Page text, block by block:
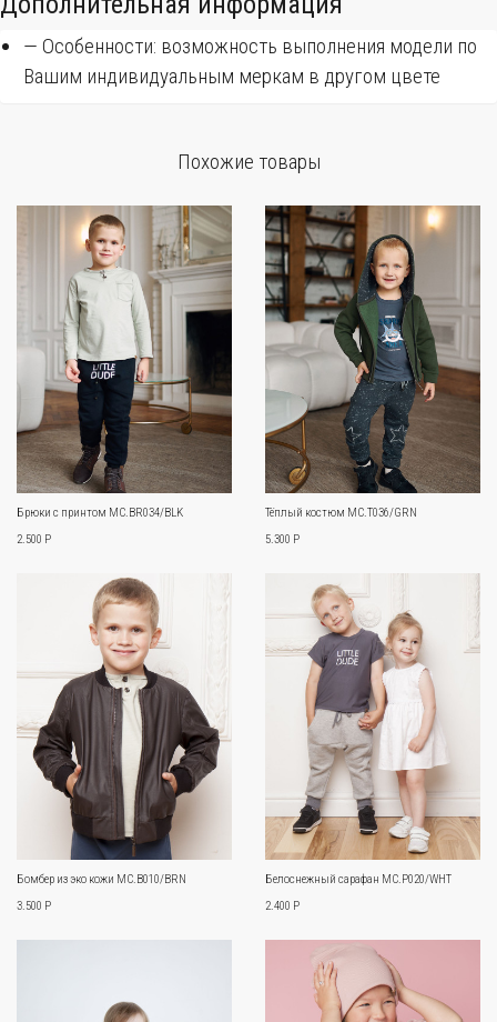
— Особенности: возможность выполнения модели по
Вашим индивидуальным меркам в другом цвете
Похожие товары
Брюки с принтом MC.BR034/BLK
2.500 Р
Тёплый костюм MC.T036/GRN
5.300 Р
Бомбер из эко кожи MC.B010/BRN
3.500 Р
Белоснежный сарафан MC.P020/WHT
2.400 Р